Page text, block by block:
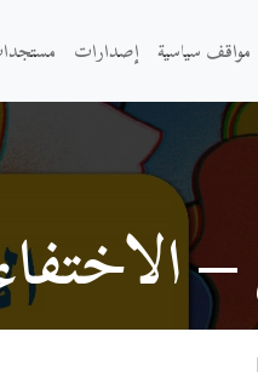
مواقف سياسية إصدارات
|